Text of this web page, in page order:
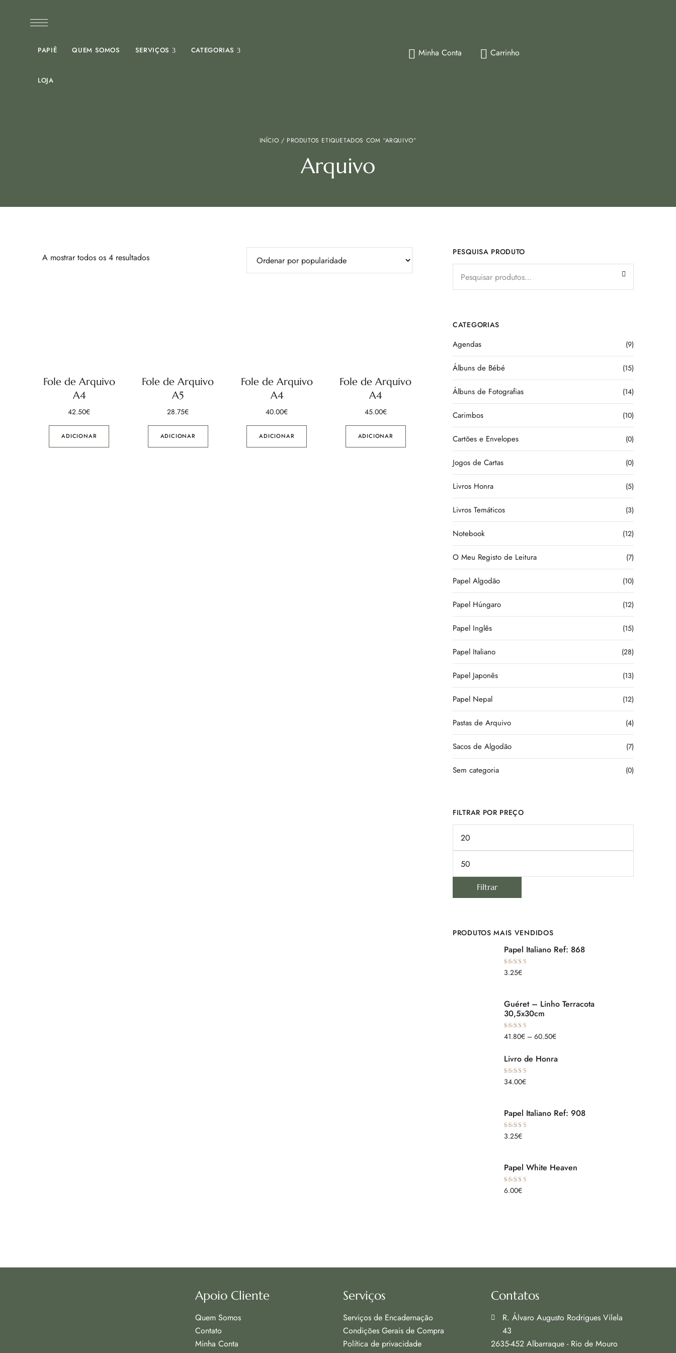
PAPIÊ QUEM SOMOS SERVIÇOS CATEGORIAS
LOJA
Minha Conta Carrinho
INÍCIO / PRODUTOS ETIQUETADOS COM “ARQUIVO”
Arquivo
A mostrar todos os 4 resultados
Fole de Arquivo
A4
42.50€
ADICIONAR
Fole de Arquivo
A5
28.75€
ADICIONAR
Fole de Arquivo
A4
40.00€
ADICIONAR
Fole de Arquivo
A4
45.00€
ADICIONAR
PESQUISA PRODUTO
CATEGORIAS
Agendas (9)
Álbuns de Bébé (15)
Álbuns de Fotografias (14)
Carimbos (10)
Cartões e Envelopes (0)
Jogos de Cartas (0)
Livros Honra (5)
Livros Temáticos (3)
Notebook (12)
O Meu Registo de Leitura (7)
Papel Algodão (10)
Papel Húngaro (12)
Papel Inglês (15)
Papel Italiano (28)
Papel Japonês (13)
Papel Nepal (12)
Pastas de Arquivo (4)
Sacos de Algodão (7)
Sem categoria (0)
FILTRAR POR PREÇO
Filtrar
PRODUTOS MAIS VENDIDOS
Papel Italiano Ref: 868
Avaliação
5.00de 5
3.25€
Guéret – Linho Terracota
30,5x30cm
Avaliação
5.00de 5
41.80€ – 60.50€
Livro de Honra
Avaliação
5.00de 5
34.00€
Papel Italiano Ref: 908
Avaliação
5.00de 5
3.25€
Papel White Heaven
Avaliação
5.00de 5
6.00€
Apoio Cliente
Quem Somos
Contato
Minha Conta
Serviços
Serviços de Encadernação
Condições Gerais de Compra
Política de privacidade
Contatos
R. Álvaro Augusto Rodrigues Vilela
43
2635-452 Albarraque - Rio de Mouro